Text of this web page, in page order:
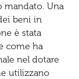
mandato. Una
beni in
è stata
come ha
nel dotare
utilizzano